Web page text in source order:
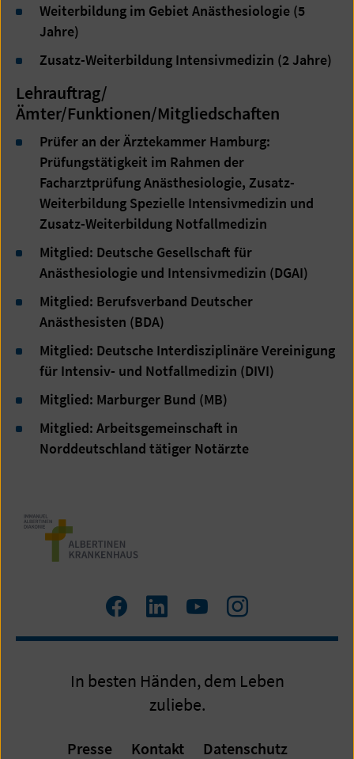
Weiterbildung im Gebiet Anästhesiologie (5
Jahre)
Zusatz-Weiterbildung Intensivmedizin (2 Jahre)
Lehrauftrag/
Ämter/Funktionen/Mitgliedschaften
Prüfer an der Ärztekammer Hamburg:
Prüfungstätigkeit im Rahmen der
Facharztprüfung Anästhesiologie, Zusatz-
Weiterbildung Spezielle Intensivmedizin und
Zusatz-Weiterbildung Notfallmedizin
Mitglied: Deutsche Gesellschaft für
Anästhesiologie und Intensivmedizin (DGAI)
Mitglied: Berufsverband Deutscher
Anästhesisten (BDA)
Mitglied: Deutsche Interdisziplinäre Vereinigung
für Intensiv- und Notfallmedizin (DIVI)
Mitglied: Marburger Bund (MB)
Mitglied: Arbeitsgemeinschaft in
Norddeutschland tätiger Notärzte
Zum
Facebook
Zum
LinkedIn
Zum
YouTube
Zum
Instagram
In besten Händen, dem Leben
zuliebe.
Presse Kontakt Datenschutz